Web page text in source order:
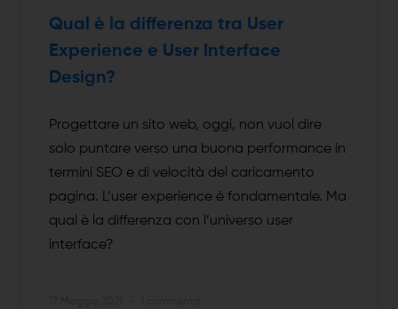
Qual è la differenza tra User
Experience e User Interface
Design?
Progettare un sito web, oggi, non vuol dire
solo puntare verso una buona performance in
termini SEO e di velocità del caricamento
pagina. L’user experience è fondamentale. Ma
qual è la differenza con l’universo user
interface?